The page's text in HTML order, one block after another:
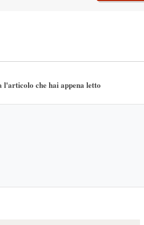
l'articolo che hai appena letto